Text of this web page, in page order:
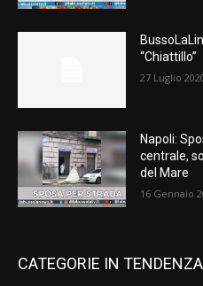
“Chiattillo”
27 Luglio
Napoli:
centrale,
del Mare
16 Gennaio
CATEGORIE IN TENDENZA